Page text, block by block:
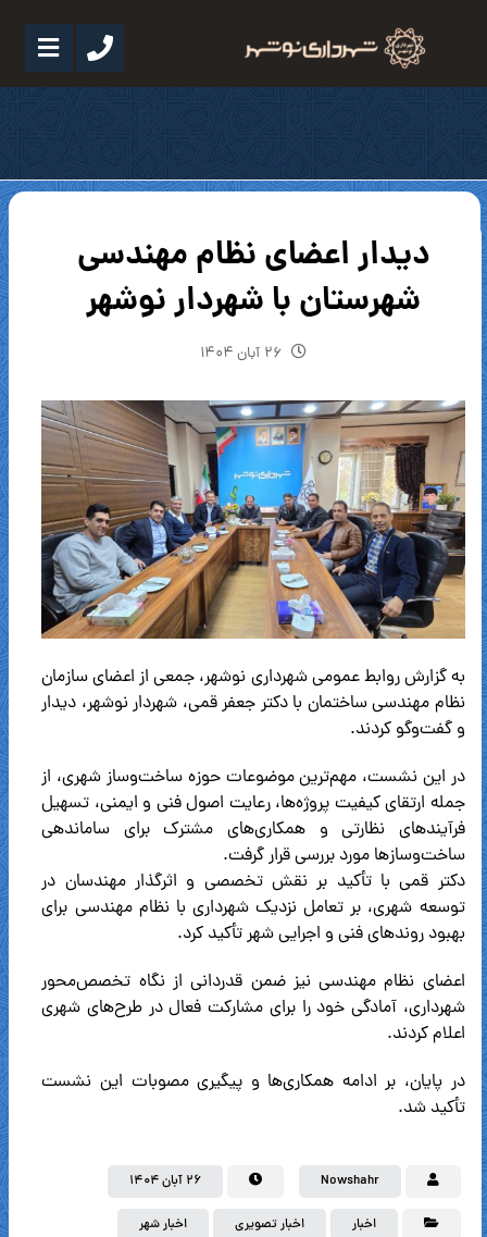
دیدار اعضای نظام مهندسی
شهرستان با شهردار نوشهر
۲۶ آبان ۱۴۰۴
به گزارش روابط عمومی شهرداری نوشهر، جمعی از اعضای سازمان
نظام مهندسی ساختمان با دکتر جعفر قمی، شهردار نوشهر، دیدار
و گفت‌وگو کردند.
در این نشست، مهم‌ترین موضوعات حوزه ساخت‌وساز شهری، از
جمله ارتقای کیفیت پروژه‌ها، رعایت اصول فنی و ایمنی، تسهیل
فرآیندهای نظارتی و همکاری‌های مشترک برای ساماندهی
ساخت‌وسازها مورد بررسی قرار گرفت.
دکتر قمی با تأکید بر نقش تخصصی و اثرگذار مهندسان در
توسعه شهری، بر تعامل نزدیک شهرداری با نظام مهندسی برای
بهبود روندهای فنی و اجرایی شهر تأکید کرد.
اعضای نظام مهندسی نیز ضمن قدردانی از نگاه تخصص‌محور
شهرداری، آمادگی خود را برای مشارکت فعال در طرح‌های شهری
اعلام کردند.
در پایان، بر ادامه همکاری‌ها و پیگیری مصوبات این نشست
تأکید شد.
Nowshahr ۲۶ آبان ۱۴۰۴
اخبار اخبار تصویری اخبار شهر